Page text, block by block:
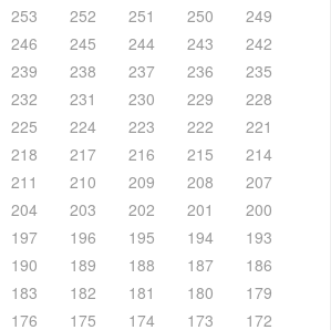
253 252 251 250
249
246 245 244 243
242
239 238 237 236
235
232 231 230 229
228
225 224 223 222
221
218 217 216 215
214
211 210 209 208
207
204 203 202 201
200
197 196 195 194
193
190 189 188 187
186
183 182 181 180
179
176 175 174 173
172